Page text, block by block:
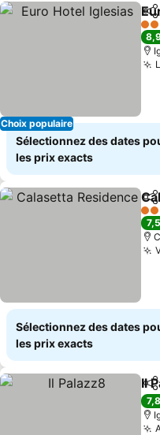
Choix populaire
4
Sélectionnez des dates
les prix exacts
3
7,5
Sélectionnez des dates
les prix exacts
Il
7,8